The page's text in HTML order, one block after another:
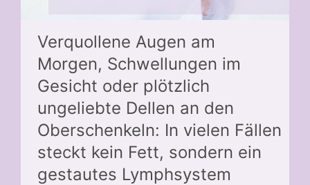
Verquollene Augen am
Morgen, Schwellungen im
Gesicht oder plötzlich
ungeliebte Dellen an den
Oberschenkeln: In vielen Fällen
steckt kein Fett, sondern ein
gestautes Lymphsystem